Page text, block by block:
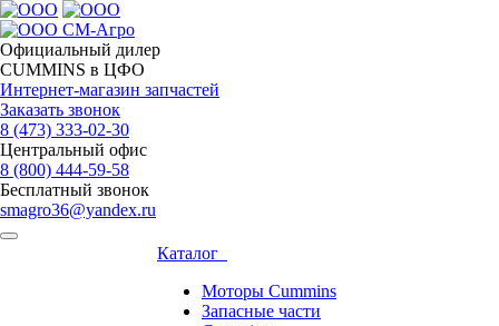
Официальный дилер
CUMMINS в ЦФО
Интернет-магазин запчастей
Заказать звонок
8 (473) 333-02-30
Центральный офис
8 (800) 444-59-58
Бесплатный звонок
smagro36@yandex.ru
Каталог
Моторы Cummins
Запасные части